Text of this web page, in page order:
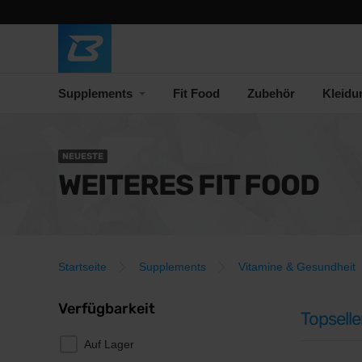
Supplements Fit Food Zubehör
NEUESTE
WEITERES FIT FOOD
Startseite Supplements Vitamine & Gesundheit
Verfügbarkeit
Auf Lager